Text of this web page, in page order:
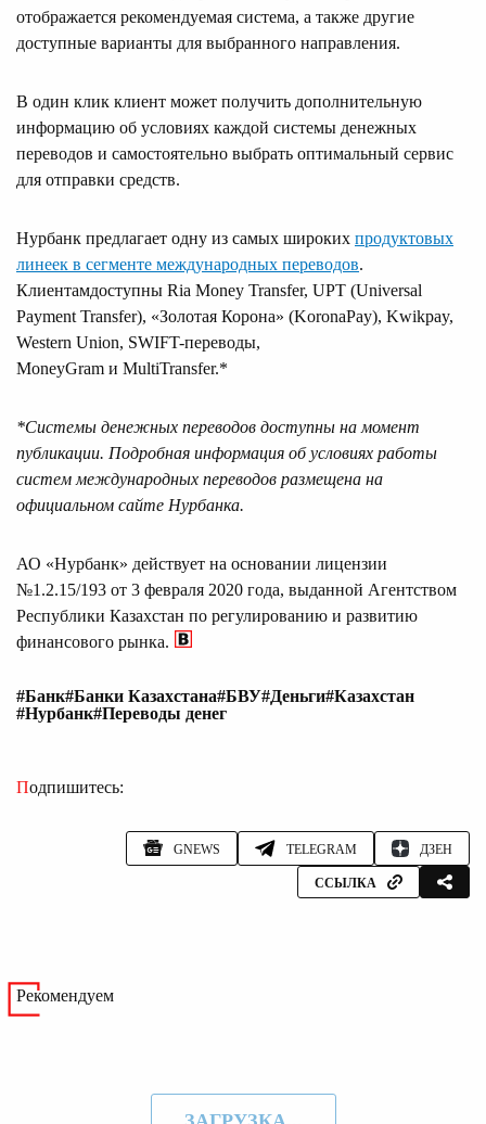
отображается рекомендуемая система, а также другие
доступные варианты для выбранного направления.
В один клик клиент может получить дополнительную
информацию об условиях каждой системы денежных
переводов и самостоятельно выбрать оптимальный сервис
для отправки средств.
Нурбанк предлагает одну из самых широких продуктовых
линеек в сегменте международных переводов.
Клиентамдоступны Ria Money Transfer, UPT (Universal
Payment Transfer), «Золотая Корона» (KoronaPay), Kwikpay,
Western Union, SWIFT-переводы,
MoneyGram и MultiTransfer.*
*Системы денежных переводов доступны на момент
публикации. Подробная информация об условиях работы
систем международных переводов размещена на
официальном сайте Нурбанка.
АО «Нурбанк» действует на основании лицензии
№1.2.15/193 от 3 февраля 2020 года, выданной Агентством
Республики Казахстан по регулированию и развитию
финансового рынка.
#Банк#Банки Казахстана#БВУ#Деньги#Казахстан
#Нурбанк#Переводы денег
Подпишитесь:
GNEWS TELEGRAM ДЗЕН
ССЫЛКА
Рекомендуем